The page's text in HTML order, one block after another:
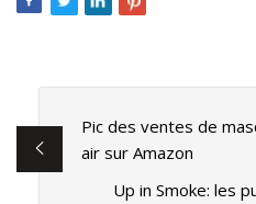
Pic des ventes de
air sur Amazon
Up in Smoke: les